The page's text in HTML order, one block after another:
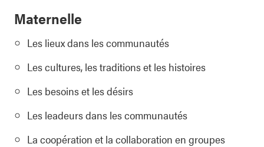
Maternelle
Les lieux dans les communautés
Les cultures, les traditions et les histoires
Les besoins et les désirs
Les leadeurs dans les communautés
La coopération et la collaboration en groupes